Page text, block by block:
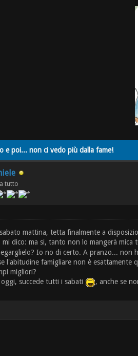
e poi... non ci vedo più dalla fame!
tutto
mattina, tetta finalmente a
dico: ma si, tanto non lo mangerà mica
Io no di certo. A pranzo... non
l'abitudine famigliare non è
migliori?
succede tutti i sabati
, anche se